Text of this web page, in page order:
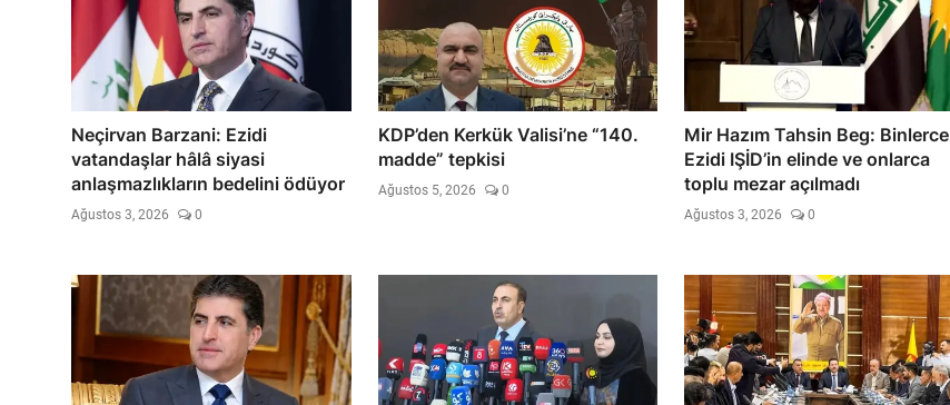
Neçirvan Barzani: Ezidi
vatandaşlar hâlâ siyasi
anlaşmazlıkların bedelini ödüyor
Ağustos 3, 2026 0
KDP’den Kerkük Valisi’ne “140.
madde” tepkisi
Ağustos 5, 2026 0
Mir Hazım Tahsin Beg: Binlerce
Ezidi IŞİD’in elinde ve onlarca
toplu mezar açılmadı
Ağustos 3, 2026 0